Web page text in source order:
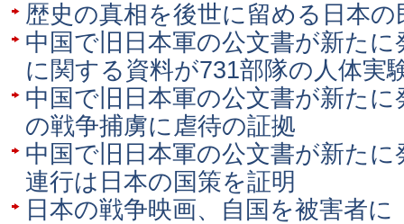
歴史の真相を後世に留める日本の
中国で旧日本軍の公文書が新た
に関する資料が731部隊の人体実
中国で旧日本軍の公文書が新た
の戦争捕虜に虐待の証拠
中国で旧日本軍の公文書が新た
連行は日本の国策を証明
日本の戦争映画、自国を被害者